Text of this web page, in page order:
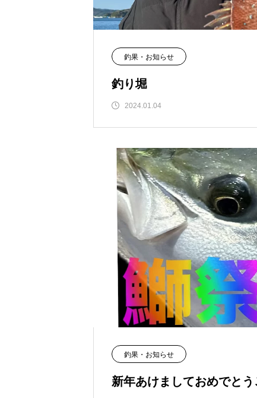
釣果・お知らせ
釣り堀
2024.01.04
釣果・お知らせ
新年あけましておめでと